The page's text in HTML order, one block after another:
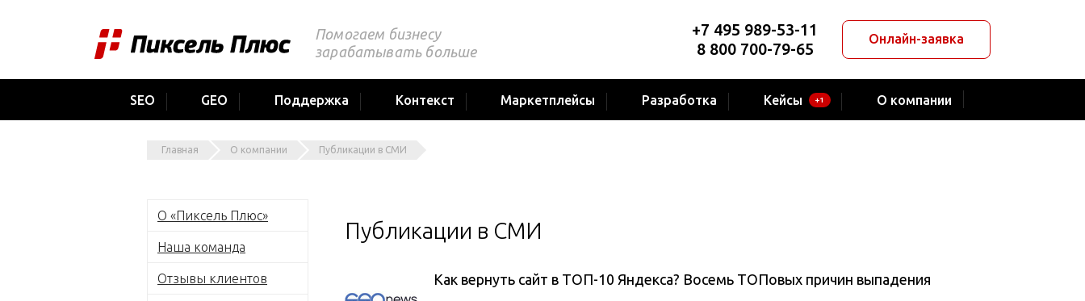
Помогаем бизнесу
зарабатывать больше
+7 495 989-53-11
8 800 700-79-65
Онлайн-заявка
SEO GEO Поддержка Контекст Маркетплейсы Разработка Кейсы +1 О компании
Главная О компании Публикации в СМИ
О «Пиксель Плюс»
Наша команда
Отзывы клиентов
Публикации в СМИ
Как вернуть сайт в ТОП-10 Яндекса? Восемь ТОПовых причин выпадения